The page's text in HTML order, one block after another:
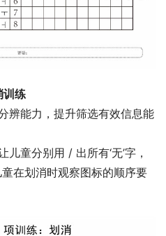
训练
辨能力，提升筛选有效信息能
童分别用 / 出所有‘无’字，
童在划消时观察图标的顺序要